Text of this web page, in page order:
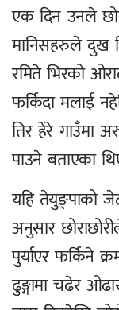
एक दिन उनले
मानिसहरुले दुख
रमिते भिरको
फर्किदा मलाई
तिर हेरे गाउँमा
पाउने बताएका
यहि तेयुङ्पाको
अनुसार
पुर्याएर फर्किने
ढुङ्गामा चढेर